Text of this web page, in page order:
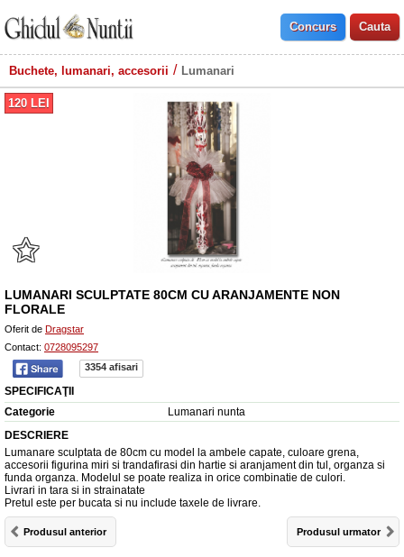
Buchete, lumanari, accesorii Lumanari
120 LEI
LUMANARI SCULPTATE 80CM CU ARANJAMENTE NON
FLORALE
Oferit de Dragstar
Contact: 0728095297
3354 afisari
SPECIFICAŢII
Categorie
Lumanari nunta
DESCRIERE
Lumanare sculptata de 80cm cu model la ambele capate, culoare grena,
accesorii figurina miri si trandafirasi din hartie si aranjament din tul, organza si
funda organza. Modelul se poate realiza in orice combinatie de culori.
Livrari in tara si in strainatate
Pretul este per bucata si nu include taxele de livrare.
Produsul anterior Produsul urmator